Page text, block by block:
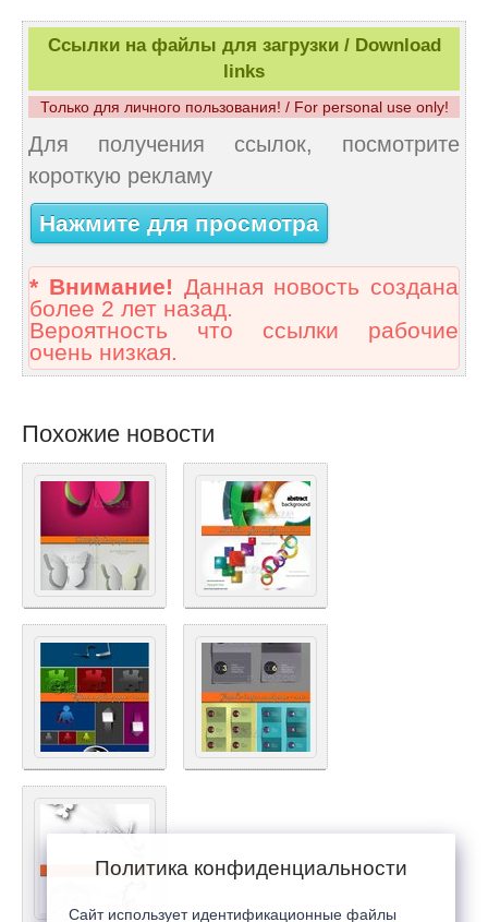
Ссылки на файлы для загрузки / Download
links
Только для личного пользования! / For personal use only!
Для получения ссылок, посмотрите
короткую рекламу
Нажмите для просмотра
* Внимание! Данная новость создана
более 2 лет назад.
Вероятность что ссылки рабочие
очень низкая.
Похожие новости
Политика конфиденциальности
Сайт использует идентификационные файлы